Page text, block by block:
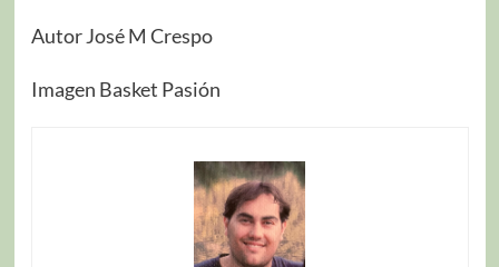
Autor José M Crespo
Imagen Basket Pasión